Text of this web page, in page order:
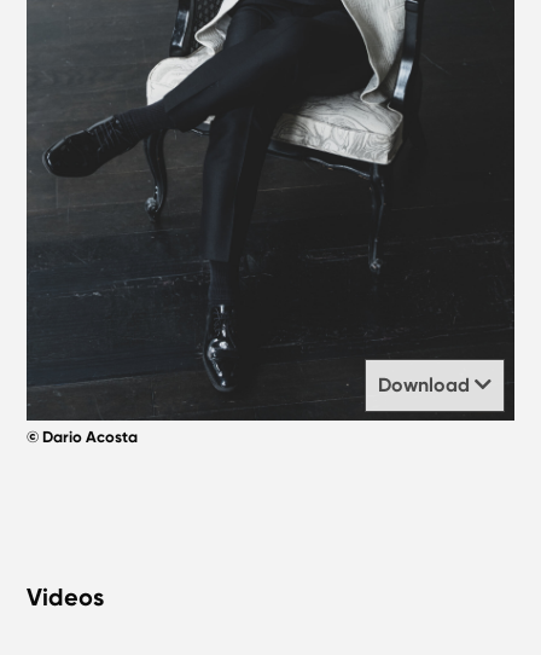
Download
© Dario Acosta
Videos